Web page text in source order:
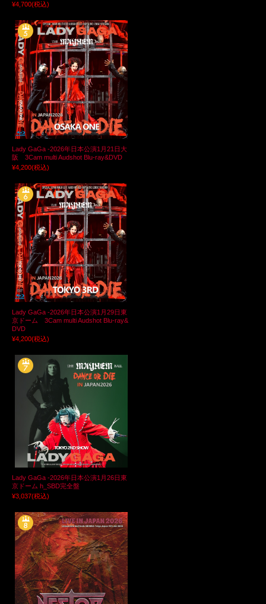
¥4,700(税込)
Lady GaGa -2026年日本公演1月21日大
阪 3Cam multi Audshot Blu-ray&DVD
¥4,200(税込)
Lady GaGa -2026年日本公演1月29日東
京ドーム 3Cam multi Audshot Blu-ray&
DVD
¥4,200(税込)
Lady GaGa -2026年日本公演1月26日東
京ドーム h_SBD完全盤
¥3,037(税込)